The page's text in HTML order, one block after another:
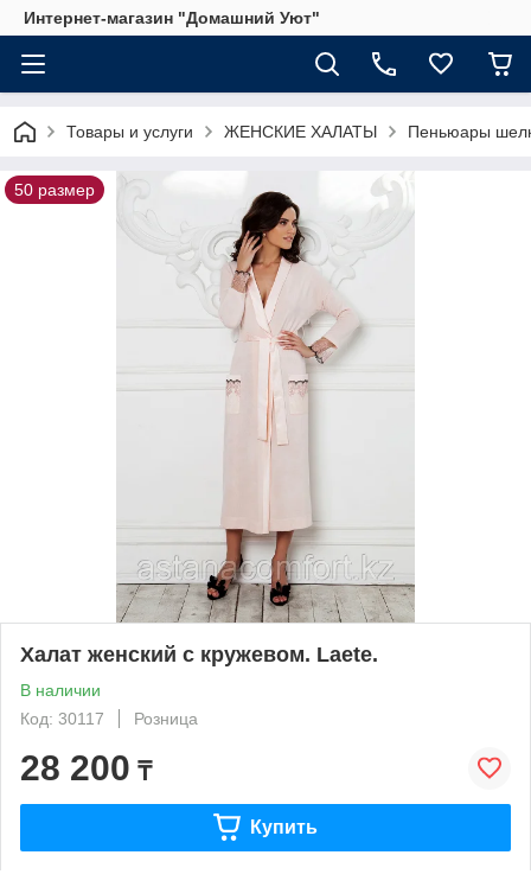
Интернет-магазин "Домашний Уют"
Товары и услуги ЖЕНСКИЕ ХАЛАТЫ Пеньюары
50 размер
Халат женский с кружевом. Laete.
В наличии
Код: 30117
Розница
28 200 ₸
Купить